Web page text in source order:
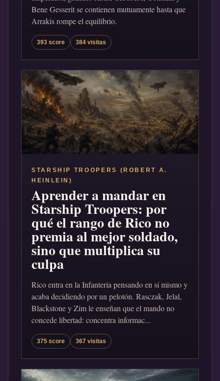
Bene Gesserit se contienen mutuamente hasta que
Arrakis rompe el equilibrio.
393 score 384 visitas
STARSHIP TROOPERS (ROBERT A.
HEINLEIN)
Aprender a mandar en
Starship Troopers: por
qué el rango de Rico no
premia al mejor soldado,
sino que multiplica su
culpa
Rico entra en la Infantería pensando en sí mismo y
acaba decidiendo por un pelotón. Rasczak, Jelal,
Blackstone y Zim le enseñan que el mando no
concede libertad: concentra informac...
375 score 367 visitas